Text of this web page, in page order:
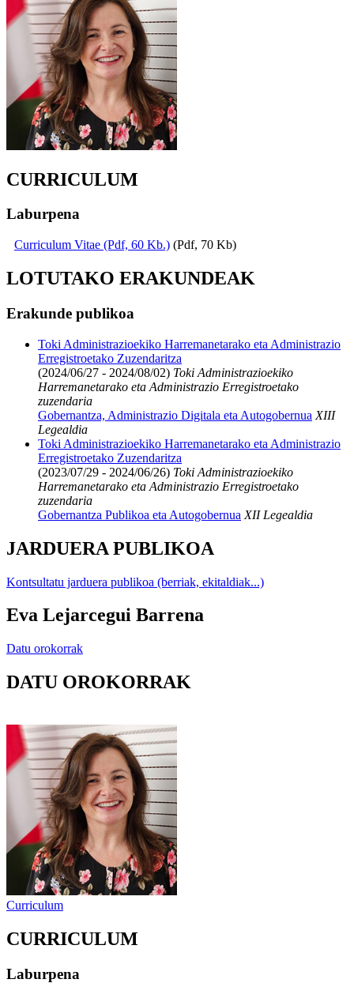
CURRICULUM
Laburpena
Curriculum Vitae (Pdf, 60 Kb.) (Pdf, 70 Kb)
LOTUTAKO ERAKUNDEAK
Erakunde publikoa
Toki Administrazioekiko Harremanetarako eta Administrazio
Erregistroetako Zuzendaritza
(2024/06/27 - 2024/08/02) Toki Administrazioekiko
Harremanetarako eta Administrazio Erregistroetako
zuzendaria
Gobernantza, Administrazio Digitala eta Autogobernua XIII
Legealdia
Toki Administrazioekiko Harremanetarako eta Administrazio
Erregistroetako Zuzendaritza
(2023/07/29 - 2024/06/26) Toki Administrazioekiko
Harremanetarako eta Administrazio Erregistroetako
zuzendaria
Gobernantza Publikoa eta Autogobernua XII Legealdia
JARDUERA PUBLIKOA
Kontsultatu jarduera publikoa (berriak, ekitaldiak...)
Eva Lejarcegui Barrena
Datu orokorrak
DATU OROKORRAK
Curriculum
CURRICULUM
Laburpena